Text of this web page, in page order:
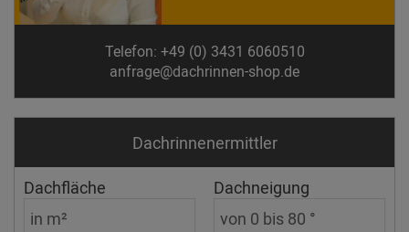
Telefon: +49 (0) 3431 6060510
anfrage@dachrinnen-shop.de
Dachrinnen­ermittler
Dachfläche Dachneigung